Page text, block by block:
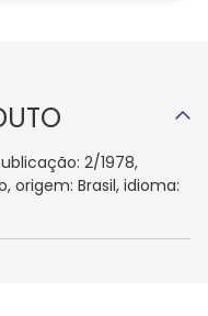
2/1978,
origem: Brasil, idioma: